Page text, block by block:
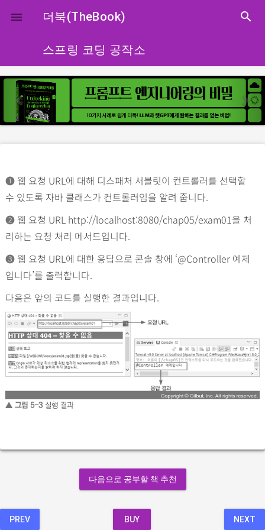
close
 더북(TheBook) search
스프링 코딩 공작소
p
r
e
u
s
n
e
x
➊웹 요청 URL에 대해 디스패처 서블릿이 컨트롤러를 선택할
수 있도록 자바 클래스가 컨트롤러임을 알려 줍니다.
➋웹 요청 URL http://localhost:8080/chap05/exam01을 처
리하는 요청 처리 메서드입니다.
➌웹 요청 URL에 대한 응답으로 콘솔 창에 ‘@Controller 예제
입니다’를 출력합니다.
다음은 앞의 코드를 실행한 결과입니다.
▲ 그림 5-3실행 결과
다음으로 공부할 책 추천
PREV BUY NEXT